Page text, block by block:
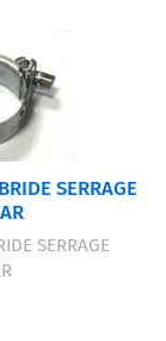
SERRAGE
SERRAGE